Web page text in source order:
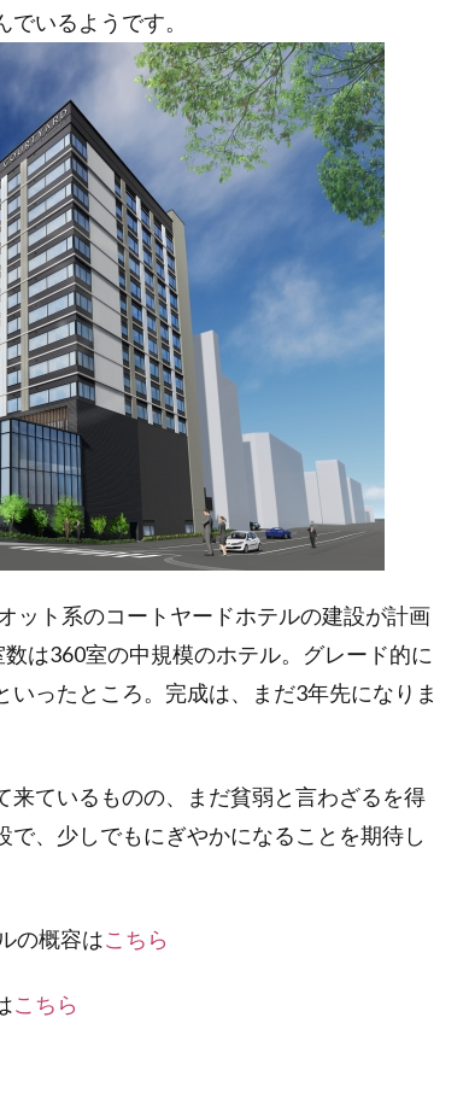
いるようです。
ット系のコートヤードホテルの建設が計画
は360室の中規模のホテル。グレード的に
ったところ。完成は、まだ3年先になりま
ているものの、まだ貧弱と言わざるを得
、少しでもにぎやかになることを期待し
の概容はこちら
こちら